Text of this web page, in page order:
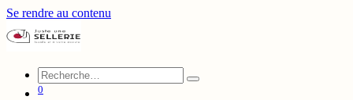
Se rendre au contenu
0